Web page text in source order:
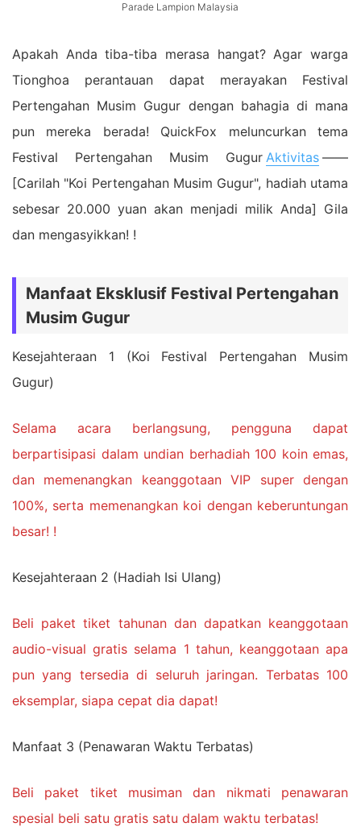
Parade Lampion Malaysia
Apakah Anda tiba-tiba merasa hangat? Agar warga
Tionghoa perantauan dapat merayakan Festival
Pertengahan Musim Gugur dengan bahagia di mana
pun mereka berada! QuickFox meluncurkan tema
Festival Pertengahan Musim Gugur Aktivitas ——
[Carilah "Koi Pertengahan Musim Gugur", hadiah utama
sebesar 20.000 yuan akan menjadi milik Anda] Gila
dan mengasyikkan! !
Manfaat Eksklusif Festival Pertengahan
Musim Gugur
Kesejahteraan 1 (Koi Festival Pertengahan Musim
Gugur)
Selama acara berlangsung, pengguna dapat
berpartisipasi dalam undian berhadiah 100 koin emas,
dan memenangkan keanggotaan VIP super dengan
100%, serta memenangkan koi dengan keberuntungan
besar! !
Kesejahteraan 2 (Hadiah Isi Ulang)
Beli paket tiket tahunan dan dapatkan keanggotaan
audio-visual gratis selama 1 tahun, keanggotaan apa
pun yang tersedia di seluruh jaringan. Terbatas 100
eksemplar, siapa cepat dia dapat!
Manfaat 3 (Penawaran Waktu Terbatas)
Beli paket tiket musiman dan nikmati penawaran
spesial beli satu gratis satu dalam waktu terbatas!